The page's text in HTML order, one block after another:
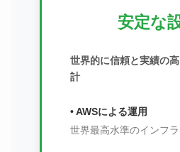
安定な
世界的に信頼と実績の
計
• AWSによる運用
世界最高水準のインフ